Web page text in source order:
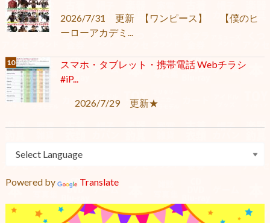
2026/7/31 更新 【ワンピース】 【僕のヒ
ーローアカデミ...
スマホ・タブレット・携帯電話 Webチラシ
#iP...
2026/7/29 更新★
Powered by Translate